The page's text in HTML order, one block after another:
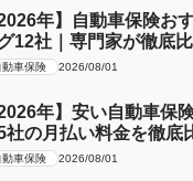
2026年】自動車保険お
12社｜専門家が徹底
動車保険 2026/08/01
2026年】安い自動車保
社の月払い料金を徹底
動車保険 2026/08/01